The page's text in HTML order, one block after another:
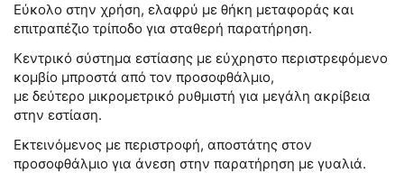
Εύκολο στην χρήση, ελαφρύ με θήκη μεταφοράς και
επιτραπέζιο τρίποδο για σταθερή παρατήρηση.
Κεντρικό σύστημα εστίασης με εύχρηστο περιστρεφόμενο
κομβίο μπροστά από τον προσοφθάλμιο,
με δεύτερο μικρομετρικό ρυθμιστή για μεγάλη ακρίβεια
στην εστίαση.
Εκτεινόμενος με περιστροφή, αποστάτης στον
προσοφθάλμιο για άνεση στην παρατήρηση με γυαλιά.